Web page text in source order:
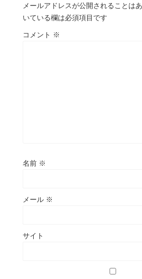
メールアドレスが公開されることはあ
いている欄は必須項目です
コメント ※
名前 ※
メール ※
サイト